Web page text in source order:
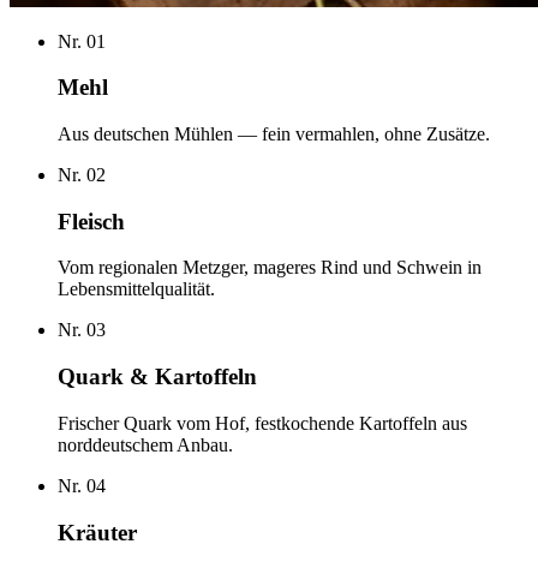
Nr. 01
Mehl
Aus deutschen Mühlen — fein vermahlen, ohne Zusätze.
Nr. 02
Fleisch
Vom regionalen Metzger, mageres Rind und Schwein in
Lebensmittelqualität.
Nr. 03
Quark & Kartoffeln
Frischer Quark vom Hof, festkochende Kartoffeln aus
norddeutschem Anbau.
Nr. 04
Kräuter